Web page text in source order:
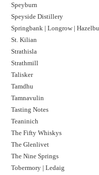
Speyburn
Speyside Distillery
Springbank | Longrow |
St. Kilian
Strathisla
Strathmill
Talisker
Tamdhu
Tamnavulin
Tasting Notes
Teaninich
The Fifty Whiskys
The Glenlivet
The Nine Springs
Tobermory | Ledaig